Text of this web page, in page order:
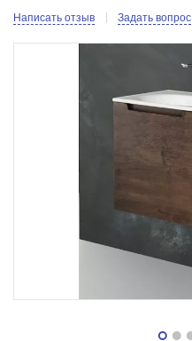
Написать отзыв Задать вопрос